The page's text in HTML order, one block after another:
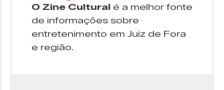
O Zine Cultural é a melhor fonte
de informações sobre
entretenimento em Juiz de Fora
e região.